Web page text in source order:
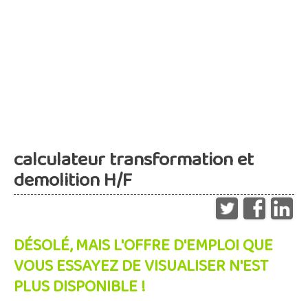
calculateur transformation et
demolition H/F
DÉSOLÉ, MAIS L'OFFRE D'EMPLOI QUE
VOUS ESSAYEZ DE VISUALISER N'EST
PLUS DISPONIBLE !